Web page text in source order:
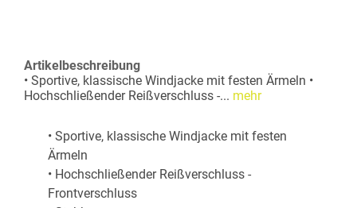
Artikelbeschreibung
• Sportive, klassische Windjacke mit festen Ärmeln •
Hochschließender Reißverschluss -... mehr
• Sportive, klassische Windjacke mit festen
Ärmeln
• Hochschließender Reißverschluss -
Frontverschluss